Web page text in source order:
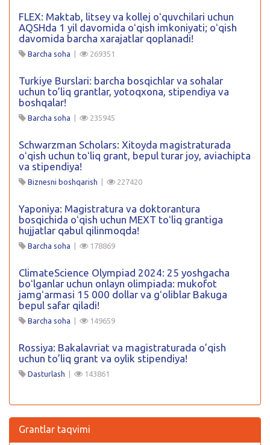
FLEX: Maktab, litsey va kollej oʻquvchilari uchun
AQSHda 1 yil davomida oʻqish imkoniyati; oʻqish
davomida barcha xarajatlar qoplanadi!
Barcha soha 269351
Turkiye Burslari: barcha bosqichlar va sohalar
uchun to’liq grantlar, yotoqxona, stipendiya va
boshqalar!
Barcha soha 235945
Schwarzman Scholars: Xitoyda magistraturada
oʻqish uchun toʻliq grant, bepul turar joy, aviachipta
va stipendiya!
Biznesni boshqarish 227420
Yaponiya: Magistratura va doktorantura
bosqichida oʻqish uchun MEXT toʻliq grantiga
hujjatlar qabul qilinmoqda!
Barcha soha 178869
ClimateScience Olympiad 2024: 25 yoshgacha
boʻlganlar uchun onlayn olimpiada: mukofot
jamgʻarmasi 15 000 dollar va gʻoliblar Bakuga
bepul safar qiladi!
Barcha soha 149659
Rossiya: Bakalavriat va magistraturada o’qish
uchun to’liq grant va oylik stipendiya!
Dasturlash 143861
Grantlar taqvimi